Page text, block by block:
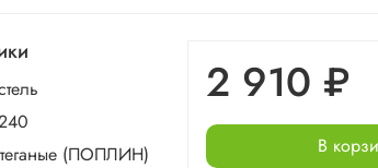
(ПОПЛИН)
2 910 ₽
В